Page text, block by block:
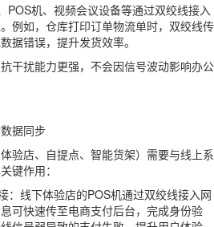
POS机、视频会议设备等通过双绞线接入
例如，仓库打印订单物流单时，双绞线传
据错误，提升发货效率。
干扰能力更强，不会因信号波动影响办公
据同步
验店、自提点、智能货架）需要与线上系
键作用：
：线下体验店的POS机通过双绞线接入网
可快速传至电商支付后台，完成身份验